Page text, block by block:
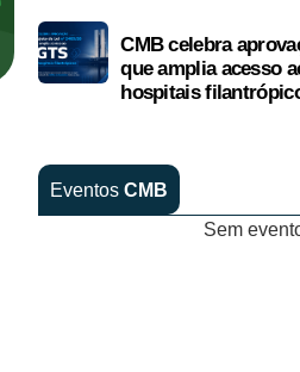
CMB celebra
que amplia acesso
hospitais
Eventos CMB
Sem